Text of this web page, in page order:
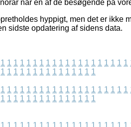
når en af de besøgende på
hyppigt, men det er ikke
sidste opdatering af sidens data.
1 1 1 1 1 1 1 1 1 1 1 1 1 1 1 1 1 1 1 1
1 1 1 1 1 1 1 1 1 1 1 1 1 1 1
1 1 1 1 1 1 1 1 1 1 1 1 1 1 1 1 1 1 1 1
1 1 1 1 1 1 1 1 1 1 1 1 1 1 1